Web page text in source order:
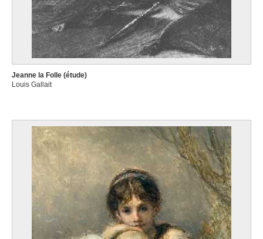
Jeanne la Folle (étude)
Louis Gallait